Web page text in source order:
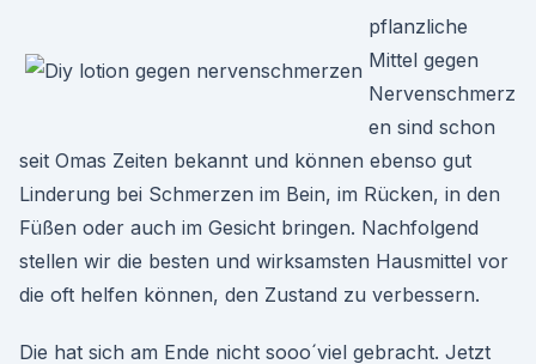
pflanzliche
Mittel gegen
Nervenschmerz
en sind schon
seit Omas Zeiten bekannt und können ebenso gut
Linderung bei Schmerzen im Bein, im Rücken, in den
Füßen oder auch im Gesicht bringen. Nachfolgend
stellen wir die besten und wirksamsten Hausmittel vor
die oft helfen können, den Zustand zu verbessern.
Die hat sich am Ende nicht sooo´viel gebracht. Jetzt